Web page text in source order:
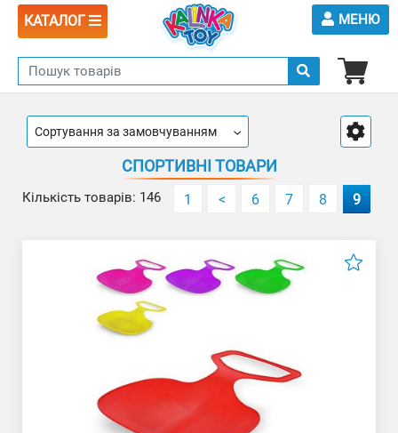
КАТАЛОГ МЕНЮ
Сортування за замовчуванням
СПОРТИВНІ ТОВАРИ
1 < 6 7 8 9
Кількість товарів: 146